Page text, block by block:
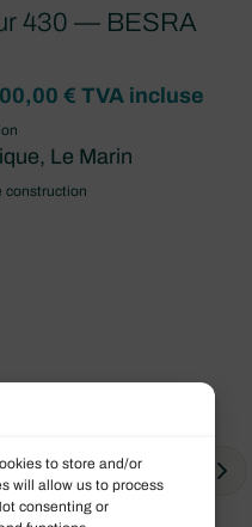
to store and/or
will allow us to process
consenting or
430 — BESRA
€ TVA incluse
Le Marin
construction
2 3 … Next